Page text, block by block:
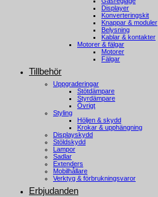
Displayer
Konverteringskit
Knappar & moduler
Belysning
Kablar & kontakter
Motorer & fälgar
Motorer
Fälgar
Tillbehör
Uppgraderingar
Stötdämpare
Styrdämpare
Övrigt
Styling
Höljen & skydd
Krokar & upphängning
Displayskydd
Stöldskydd
Lampor
Sadlar
Extenders
Mobilhållare
Verktyg & förbrukningsvaror
Erbjudanden